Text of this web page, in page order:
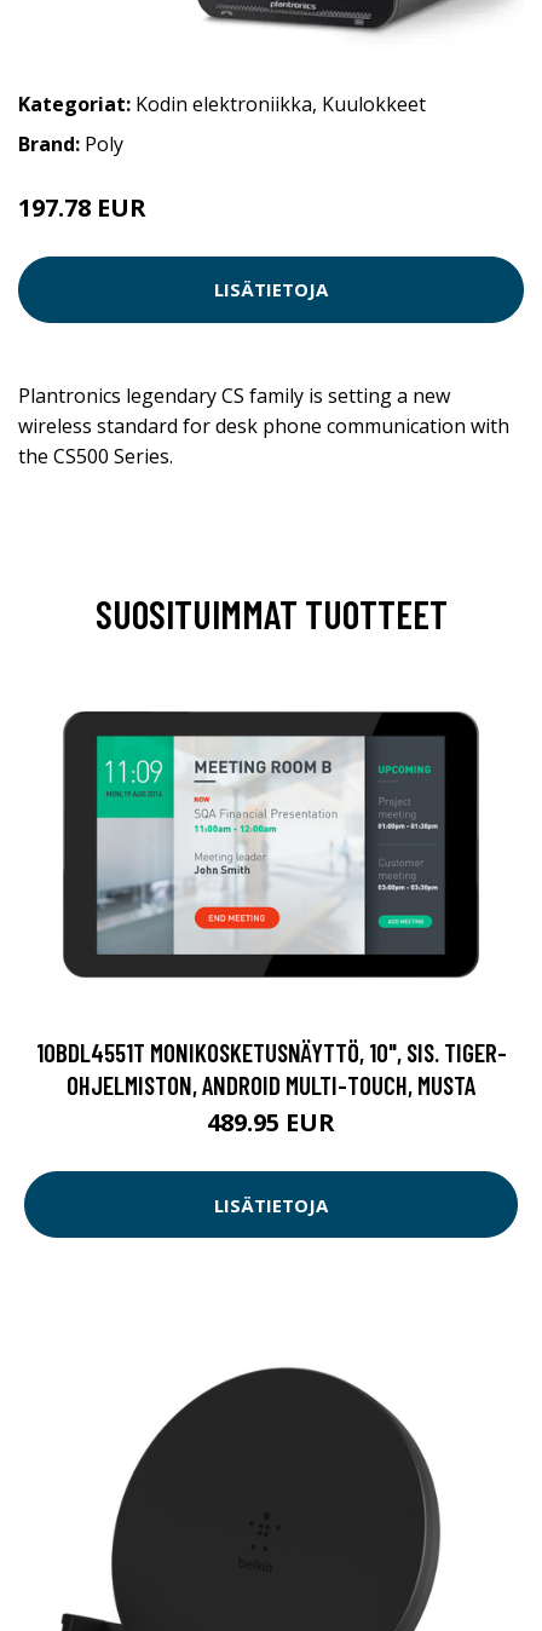
Kategoriat: Kodin elektroniikka, Kuulokkeet
Brand: Poly
197.78 EUR
LISÄTIETOJA
Plantronics legendary CS family is setting a new
wireless standard for desk phone communication with
the CS500 Series.
SUOSITUIMMAT TUOTTEET
10BDL4551T MONIKOSKETUSNÄYTTÖ, 10", SIS. TIGER-
OHJELMISTON, ANDROID MULTI-TOUCH, MUSTA
489.95 EUR
LISÄTIETOJA